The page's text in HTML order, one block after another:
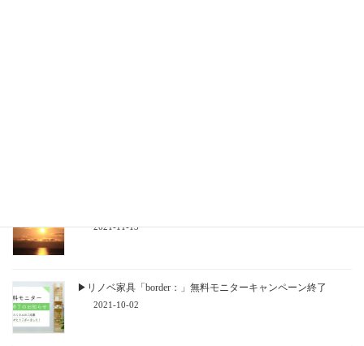
2021-11-13
▶リノベ家具「border：」無料モニターキャンペーン終了
2021-10-02